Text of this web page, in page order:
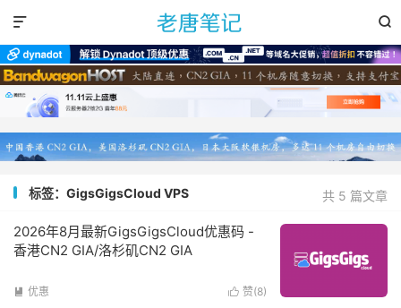


共 5 篇文章
标签：GigsGigsCloud VPS
2026年8月最新GigsGigsCloud优惠码 -
香港CN2 GIA/洛杉矶CN2 GIA
 赞(8)
 优惠